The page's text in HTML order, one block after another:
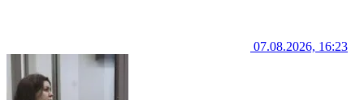
07.08.2026, 16:23